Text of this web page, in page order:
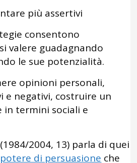
più assertivi
consentono
valere guadagnando
le sue potenzialità.
opinioni personali,
e negativi, costruire un
in termini sociali e
2004, 13) parla di quei
potere di persuasione che